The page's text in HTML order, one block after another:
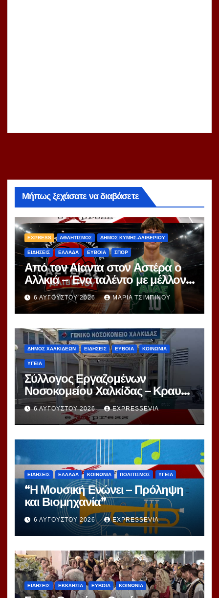
Μήπως ξεχάσατε να διαβάσετε
EXPRESS ΑΘΛΗΤΙΣΜΟΣ ΔΗΜΟΣ ΚΥΜΗΣ-ΑΛΙΒΕΡΙΟΥ
ΕΙΔΗΣΕΙΣ ΕΛΛΑΔΑ ΕΥΒΟΙΑ ΣΠΟΡ
Από τον Αίαντα στον Αστέρα ο
Αλλκιά – Ένα ταλέντο με μέλλον
στα χέρια του Αγγέλου
6 ΑΥΓΟΎΣΤΟΥ 2026 ΜΑΡΊΑ ΤΣΙΜΠΙΝΟΎ
ΔΗΜΟΣ ΧΑΛΚΙΔΕΩΝ ΕΙΔΗΣΕΙΣ ΕΥΒΟΙΑ ΚΟΙΝΩΝΙΑ
ΥΓΕΙΑ
Σύλλογος Εργαζομένων
Νοσοκομείου Χαλκίδας – Κραυγή
Αγωνίας
6 ΑΥΓΟΎΣΤΟΥ 2026 EXPRESSEVIA
ΕΙΔΗΣΕΙΣ ΕΛΛΑΔΑ ΚΟΙΝΩΝΙΑ ΠΟΛΙΤΙΣΜΟΣ ΥΓΕΙΑ
“Η Μουσική Ενώνει – Πρόληψη
και Βιομηχανία”
6 ΑΥΓΟΎΣΤΟΥ 2026 EXPRESSEVIA
ΕΙΔΗΣΕΙΣ ΕΚΚΛΗΣΙΑ ΕΥΒΟΙΑ ΚΟΙΝΩΝΙΑ